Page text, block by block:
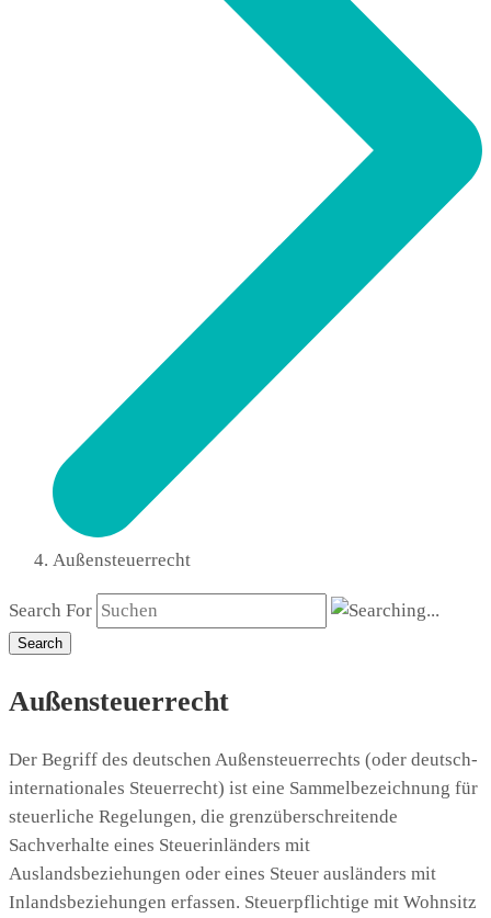
Außensteuerrecht
Search For
Search
Außensteuerrecht
Der Begriff des deutschen Außensteuerrechts (oder deutsch-
internationales Steuerrecht) ist eine Sammelbezeichnung für
steuerliche Regelungen, die grenzüberschreitende
Sachverhalte eines Steuerinländers mit
Auslandsbeziehungen oder eines Steuer ausländers mit
Inlandsbeziehungen erfassen. Steuerpflichtige mit Wohnsitz